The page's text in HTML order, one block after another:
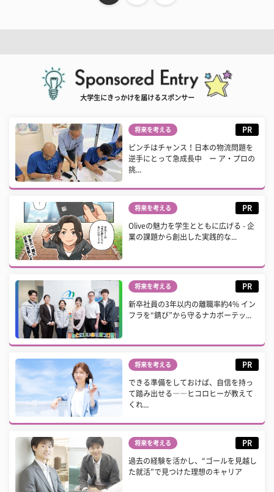
大学生にきっかけを届けるスポンサー
将来を考える PR
ピンチはチャンス！日本の物流問題を
逆手にとって急成長中 ー ア・プロの
挑...
将来を考える PR
Oliveの魅力を学生とともに広げる - 企
業の課題から創出した実践的な...
将来を考える PR
新卒社員の3年以内の離職率約4% イン
フラを“錆び”から守るナカボーテッ...
将来を考える PR
できる準備をしておけば、自信を持っ
て踏み出せる――ヒコロヒーが教えて
くれ...
将来を考える PR
過去の経験を活かし、“ゴールを見越し
た就活”で見つけた理想のキャリア